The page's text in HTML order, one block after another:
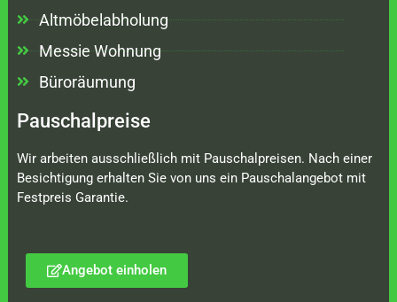
Altmöbelabholung
Messie Wohnung
Büroräumung
Pauschalpreise
Wir arbeiten ausschließlich mit Pauschalpreisen. Nach einer
Besichtigung erhalten Sie von uns ein Pauschalangebot mit
Festpreis Garantie.
Angebot einholen